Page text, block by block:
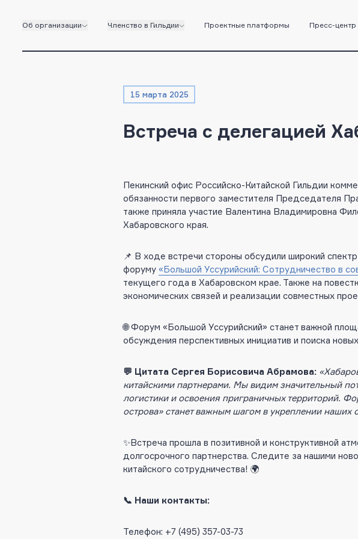
Об организации Членство в Гильдии Проектные платформы Пресс-центр
15 марта 2025
Встреча с делегацией
Пекинский офис Российско-Китайской Гильдии
обязанности первого заместителя Председателя
также приняла участие Валентина Владимировна
Хабаровского края.
📌 В ходе встречи стороны обсудили широкий
форуму«Большой Уссурийский: Сотрудничество в
текущего года в Хабаровском крае. Также на
экономических связей и реализации совместных
🌐 Форум «Большой Уссурийский» станет важной
обсуждения перспективных инициатив и поиска
💬 Цитата Сергея Борисовича Абрамова:
китайскими партнерами. Мы видим значительный
логистики и освоения приграничных территорий.
острова» станет важным шагом в укреплении
✨Встреча прошла в позитивной и конструктивной
долгосрочного партнерства. Следите за нашими
китайского сотрудничества! 🌍
📞 Наши контакты:
Телефон: +7 (495) 357-03-73